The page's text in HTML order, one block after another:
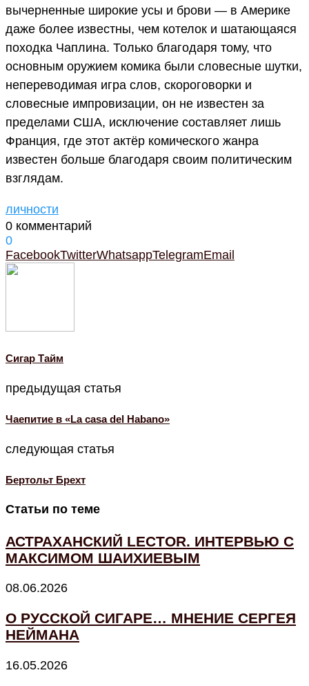
вычерненные широкие усы и брови — в Америке
даже более известны, чем котелок и шатающаяся
походка Чаплина. Только благодаря тому, что
основным оружием комика были словесные шутки,
непереводимая игра слов, скороговорки и
словесные импровизации, он не известен за
пределами США, исключение составляет лишь
Франция, где этот актёр комического жанра
известен больше благодаря своим политическим
взглядам.
личности
0 комментарий
0
FacebookTwitterWhatsappTelegramEmail
Cигар Тайм
предыдущая статья
Чаепитие в «La casa del Habano»
следующая статья
Бертольт Брехт
Статьи по теме
АСТРАХАНСКИЙ LECTOR. ИНТЕРВЬЮ С
МАКСИМОМ ШАИХИЕВЫМ
08.06.2026
О РУССКОЙ СИГАРЕ… МНЕНИЕ СЕРГЕЯ
НЕЙМАНА
16.05.2026